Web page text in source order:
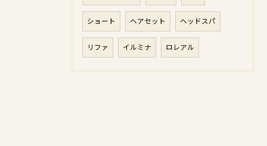
ショート ヘアセット ヘッドスパ
リファ イルミナ ロレアル